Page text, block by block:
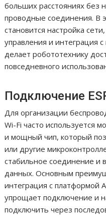
больших расстояниях без
проводные соединения. В
становится настройка
управления и интеграция
делает робототехнику
повседневного
Подключение
Для организации
Wi-Fi часто используется
и мощный чип, который
или другие
стабильное соединение и
данных. Основным
интеграция с платформой
упрощает подключение и
подключить через